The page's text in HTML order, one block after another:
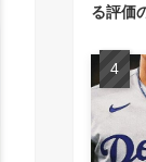
る評価